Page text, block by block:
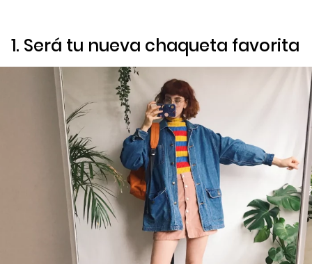
1. Será tu nueva chaqueta favorita